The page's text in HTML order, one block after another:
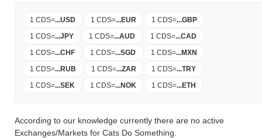
1 CDS=...USD 1 CDS=...EUR 1 CDS=...GBP
1 CDS=...JPY 1 CDS=...AUD 1 CDS=...CAD
1 CDS=...CHF 1 CDS=...SGD 1 CDS=...MXN
1 CDS=...RUB 1 CDS=...ZAR 1 CDS=...TRY
1 CDS=...SEK 1 CDS=...NOK 1 CDS=...ETH
According to our knowledge currently there are no active
Exchanges/Markets for Cats Do Something.